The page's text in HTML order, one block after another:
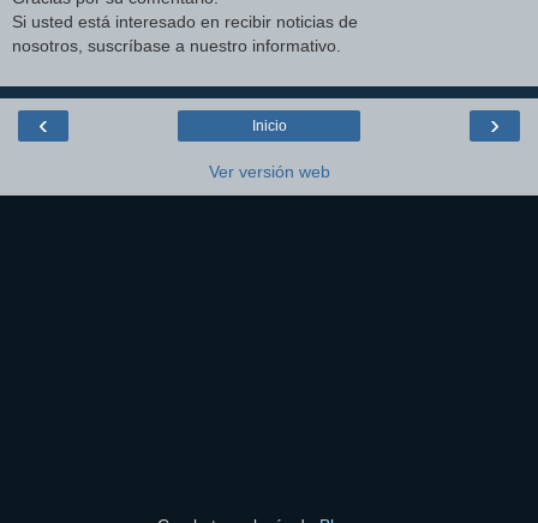
Si usted está interesado en recibir noticias de
nosotros, suscríbase a nuestro informativo.
‹ ›
Inicio
Ver versión web